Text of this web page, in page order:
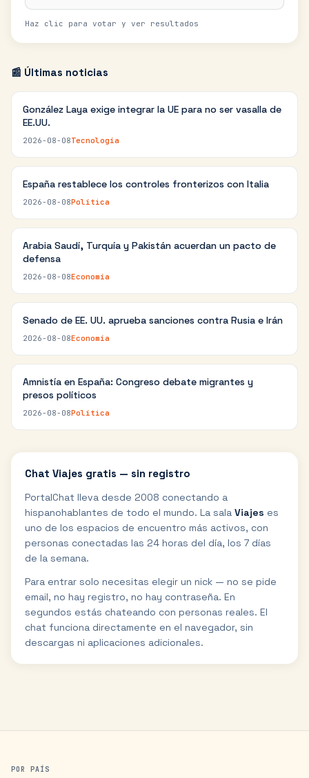
Haz clic para votar y ver resultados
📰 Últimas noticias
González Laya exige integrar la UE para no ser vasalla de
EE.UU.
2026-08-08Tecnología
España restablece los controles fronterizos con Italia
2026-08-08Política
Arabia Saudí, Turquía y Pakistán acuerdan un pacto de
defensa
2026-08-08Economía
Senado de EE. UU. aprueba sanciones contra Rusia e Irán
2026-08-08Economía
Amnistía en España: Congreso debate migrantes y
presos políticos
2026-08-08Política
Chat Viajes gratis — sin registro
PortalChat lleva desde 2008 conectando a
hispanohablantes de todo el mundo. La sala Viajes es
uno de los espacios de encuentro más activos, con
personas conectadas las 24 horas del día, los 7 días
de la semana.
Para entrar solo necesitas elegir un nick — no se pide
email, no hay registro, no hay contraseña. En
segundos estás chateando con personas reales. El
chat funciona directamente en el navegador, sin
descargas ni aplicaciones adicionales.
POR PAÍS